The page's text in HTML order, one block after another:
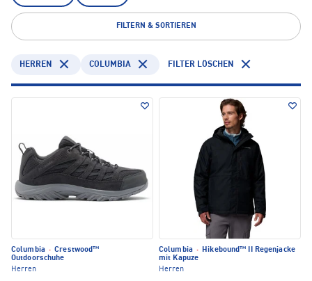
FILTERN & SORTIEREN
HERREN COLUMBIA FILTER LÖSCHEN
Columbia · Crestwood™
Outdoorschuhe
Herren
Columbia ·
Hikebound™ II Regenjacke
mit Kapuze
Herren